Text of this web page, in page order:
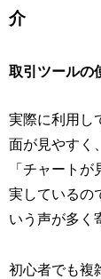
介
取引ツールの
実際に利用し
面が見やすく
「チャート
実しているの
いう声が多く
初心者でも複